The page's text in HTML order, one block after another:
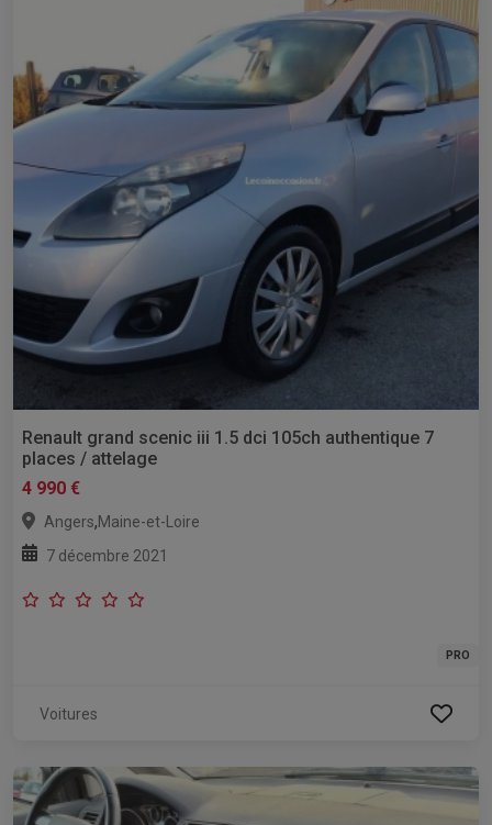
Renault grand scenic iii 1.5 dci 105ch authentique 7
places / attelage
4 990 €
Angers,Maine-et-Loire
7 décembre 2021
PRO
Voitures